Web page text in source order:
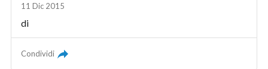
11 Dic 2015
di
Condividi